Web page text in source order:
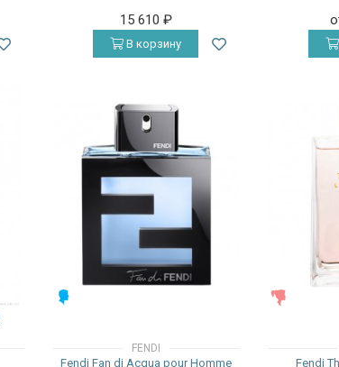
15 610 ₽
В корзину
FENDI
Fendi Fan di Acqua pour Homme Fendi